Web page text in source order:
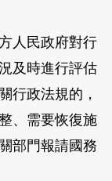
人民政府對行
及時進行評估
行政法規的，
、需要恢復施
部門報請國務